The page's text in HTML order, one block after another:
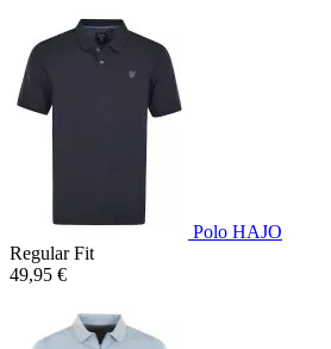
Polo HAJO
Regular Fit
49,95 €